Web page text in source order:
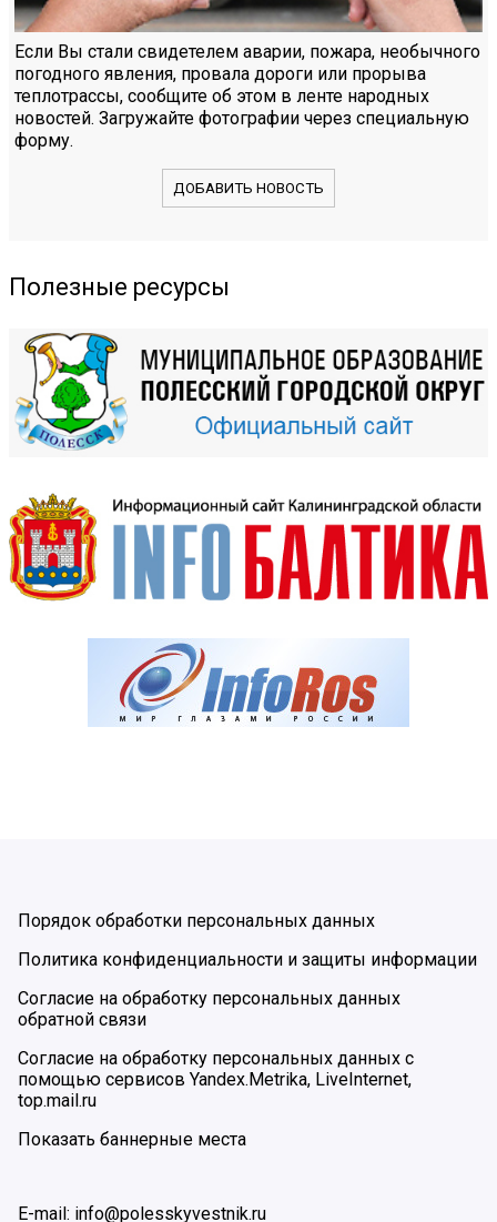
Если Вы стали свидетелем аварии, пожара, необычного
погодного явления, провала дороги или прорыва
теплотрассы, сообщите об этом в ленте народных
новостей. Загружайте фотографии через специальную
форму.
ДОБАВИТЬ НОВОСТЬ
Полезные ресурсы
Порядок обработки персональных данных
Политика конфиденциальности и защиты информации
Согласие на обработку персональных данных
обратной связи
Согласие на обработку персональных данных с
помощью сервисов Yandex.Metrika, LiveInternet,
top.mail.ru
Показать баннерные места
E-mail: info@polesskyvestnik.ru